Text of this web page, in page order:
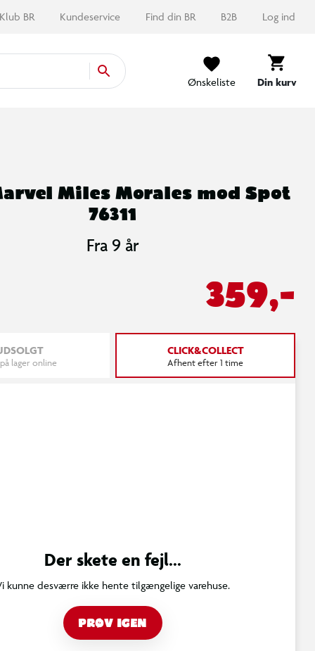
Klub BR Kundeservice Find din BR B2B Log ind
Ønskeliste Din kurv
Miles Morales mod Spot
76311
Fra 9 år
359,-
lager online
CLICK&COLLECT
Afhent efter 1 time
Der skete en fejl...
kunne desværre ikke hente tilgængelige varehuse.
PRØV IGEN